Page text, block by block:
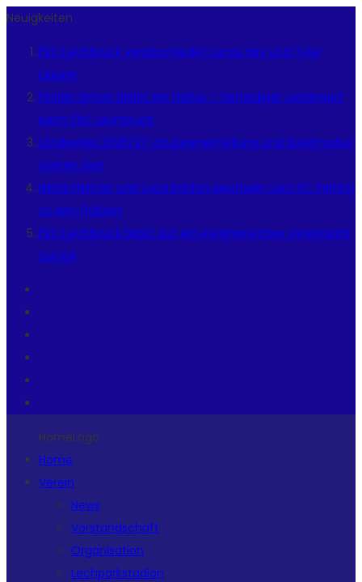
Neuigkeiten
ERC Lechbruck verabschiedet Lucas Hay und Tyler
Lepore
Florian Simon bleibt ein Flößer – Verteidiger verlängert
beim ERC Lechbruck
Landesliga 2026/27: Gruppeneinteilung und Spielmodus
stehen fest
Niklas Helmer und Luca Roldan wechseln vom EC Peiting
zu den Flößern
ERC Lechbruck blickt auf ein ereignisreiches Vereinsjahr
zurück
HomeLogo
Home
Verein
News
Vorstandschaft
Organisation
Lechparkstadion